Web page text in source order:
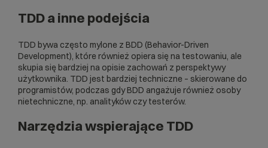
TDD a inne podejścia
TDD bywa często mylone z BDD (Behavior-Driven
Development), które również opiera się na testowaniu, ale
skupia się bardziej na opisie zachowań z perspektywy
użytkownika. TDD jest bardziej techniczne – skierowane do
programistów, podczas gdy BDD angażuje również osoby
nietechniczne, np. analityków czy testerów.
Narzędzia wspierające TDD